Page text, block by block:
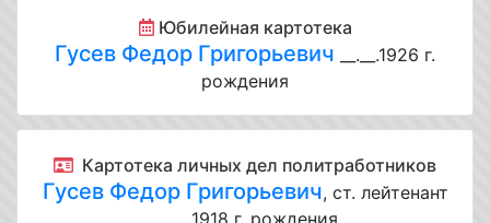
Юбилейная картотека
Гусев Федор Григорьевич __.__.1926 г.
рождения
Картотека личных дел политработников
Гусев Федор Григорьевич, ст. лейтенант
__.__.1918 г. рождения